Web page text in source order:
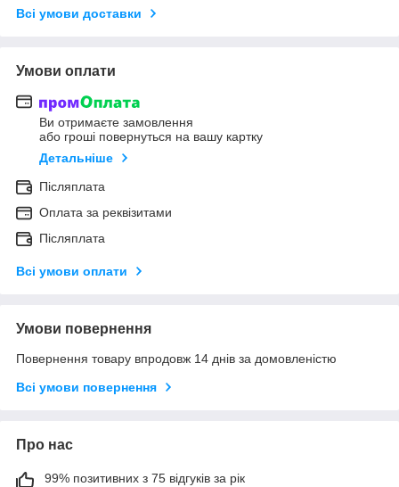
Всі умови доставки
Умови оплати
Ви отримаєте замовлення
або гроші повернуться на вашу картку
Детальніше
Післяплата
Оплата за реквізитами
Післяплата
Всі умови оплати
Умови повернення
Повернення товару впродовж 14 днів за домовленістю
Всі умови повернення
Про нас
99% позитивних з 75 відгуків за рік